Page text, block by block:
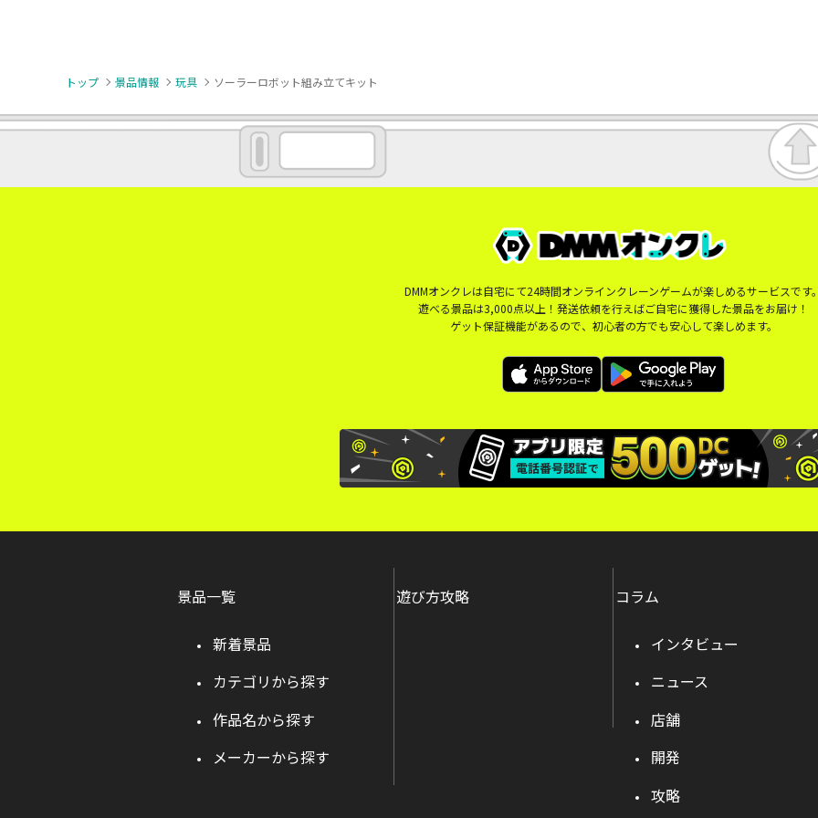
トップ 景品情報 玩具 ソーラーロボット組み立てキット
DMMオンクレは自宅にて24時間オンラインクレーンゲームが楽しめるサービスです
遊べる景品は3,000点以上！発送依頼を行えばご自宅に獲得した景品をお届け！
ゲット保証機能があるので、初心者の方でも安心して楽しめます。
景品一覧
新着景品
カテゴリから探す
作品名から探す
メーカーから探す
遊び方攻略 コラム
インタビュー
ニュース
店舗
開発
攻略